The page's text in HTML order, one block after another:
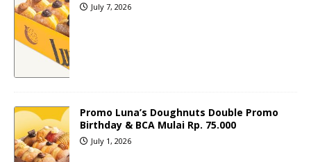
July 7, 2026
Promo Luna’s Doughnuts Double Promo
Birthday & BCA Mulai Rp. 75.000
July 1, 2026